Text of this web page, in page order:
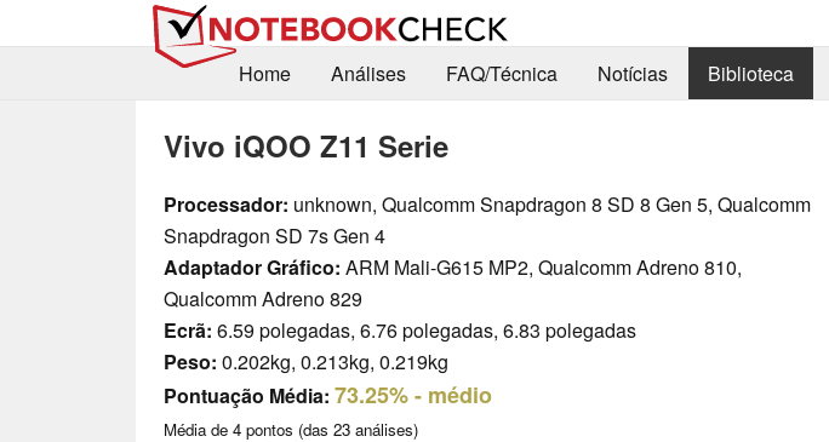
Home
Análises FAQ/Técnica Notícias Biblioteca
Vivo iQOO Z11 Serie
Processador: unknown, Qualcomm Snapdragon 8 SD 8 Gen 5, Qualcomm
Snapdragon SD 7s Gen 4
Adaptador Gráfico: ARM Mali-G615 MP2, Qualcomm Adreno 810,
Qualcomm Adreno 829
Ecrã: 6.59 polegadas, 6.76 polegadas, 6.83 polegadas
Peso: 0.202kg, 0.213kg, 0.219kg
Pontuação Média: 73.25%- médio
Média de 4 pontos (das 23 análises)